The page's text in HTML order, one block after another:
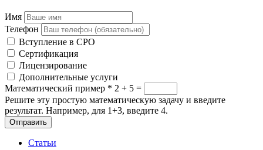
Имя
Телефон
Вступление в СРО
Сертификация
Лицензирование
Дополнительные услуги
Математический пример * 2 + 5 =
Решите эту простую математическую задачу и введите
результат. Например, для 1+3, введите 4.
Отправить
Статьи